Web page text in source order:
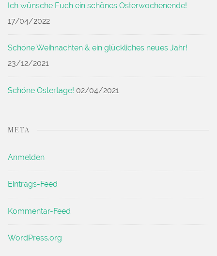
Ich wünsche Euch ein schönes Osterwochenende!
17/04/2022
Schöne Weihnachten & ein glückliches neues Jahr!
23/12/2021
Schöne Ostertage! 02/04/2021
META
Anmelden
Eintrags-Feed
Kommentar-Feed
WordPress.org